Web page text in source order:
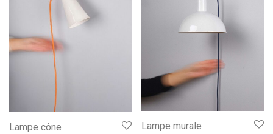
Lampe cône Lampe murale